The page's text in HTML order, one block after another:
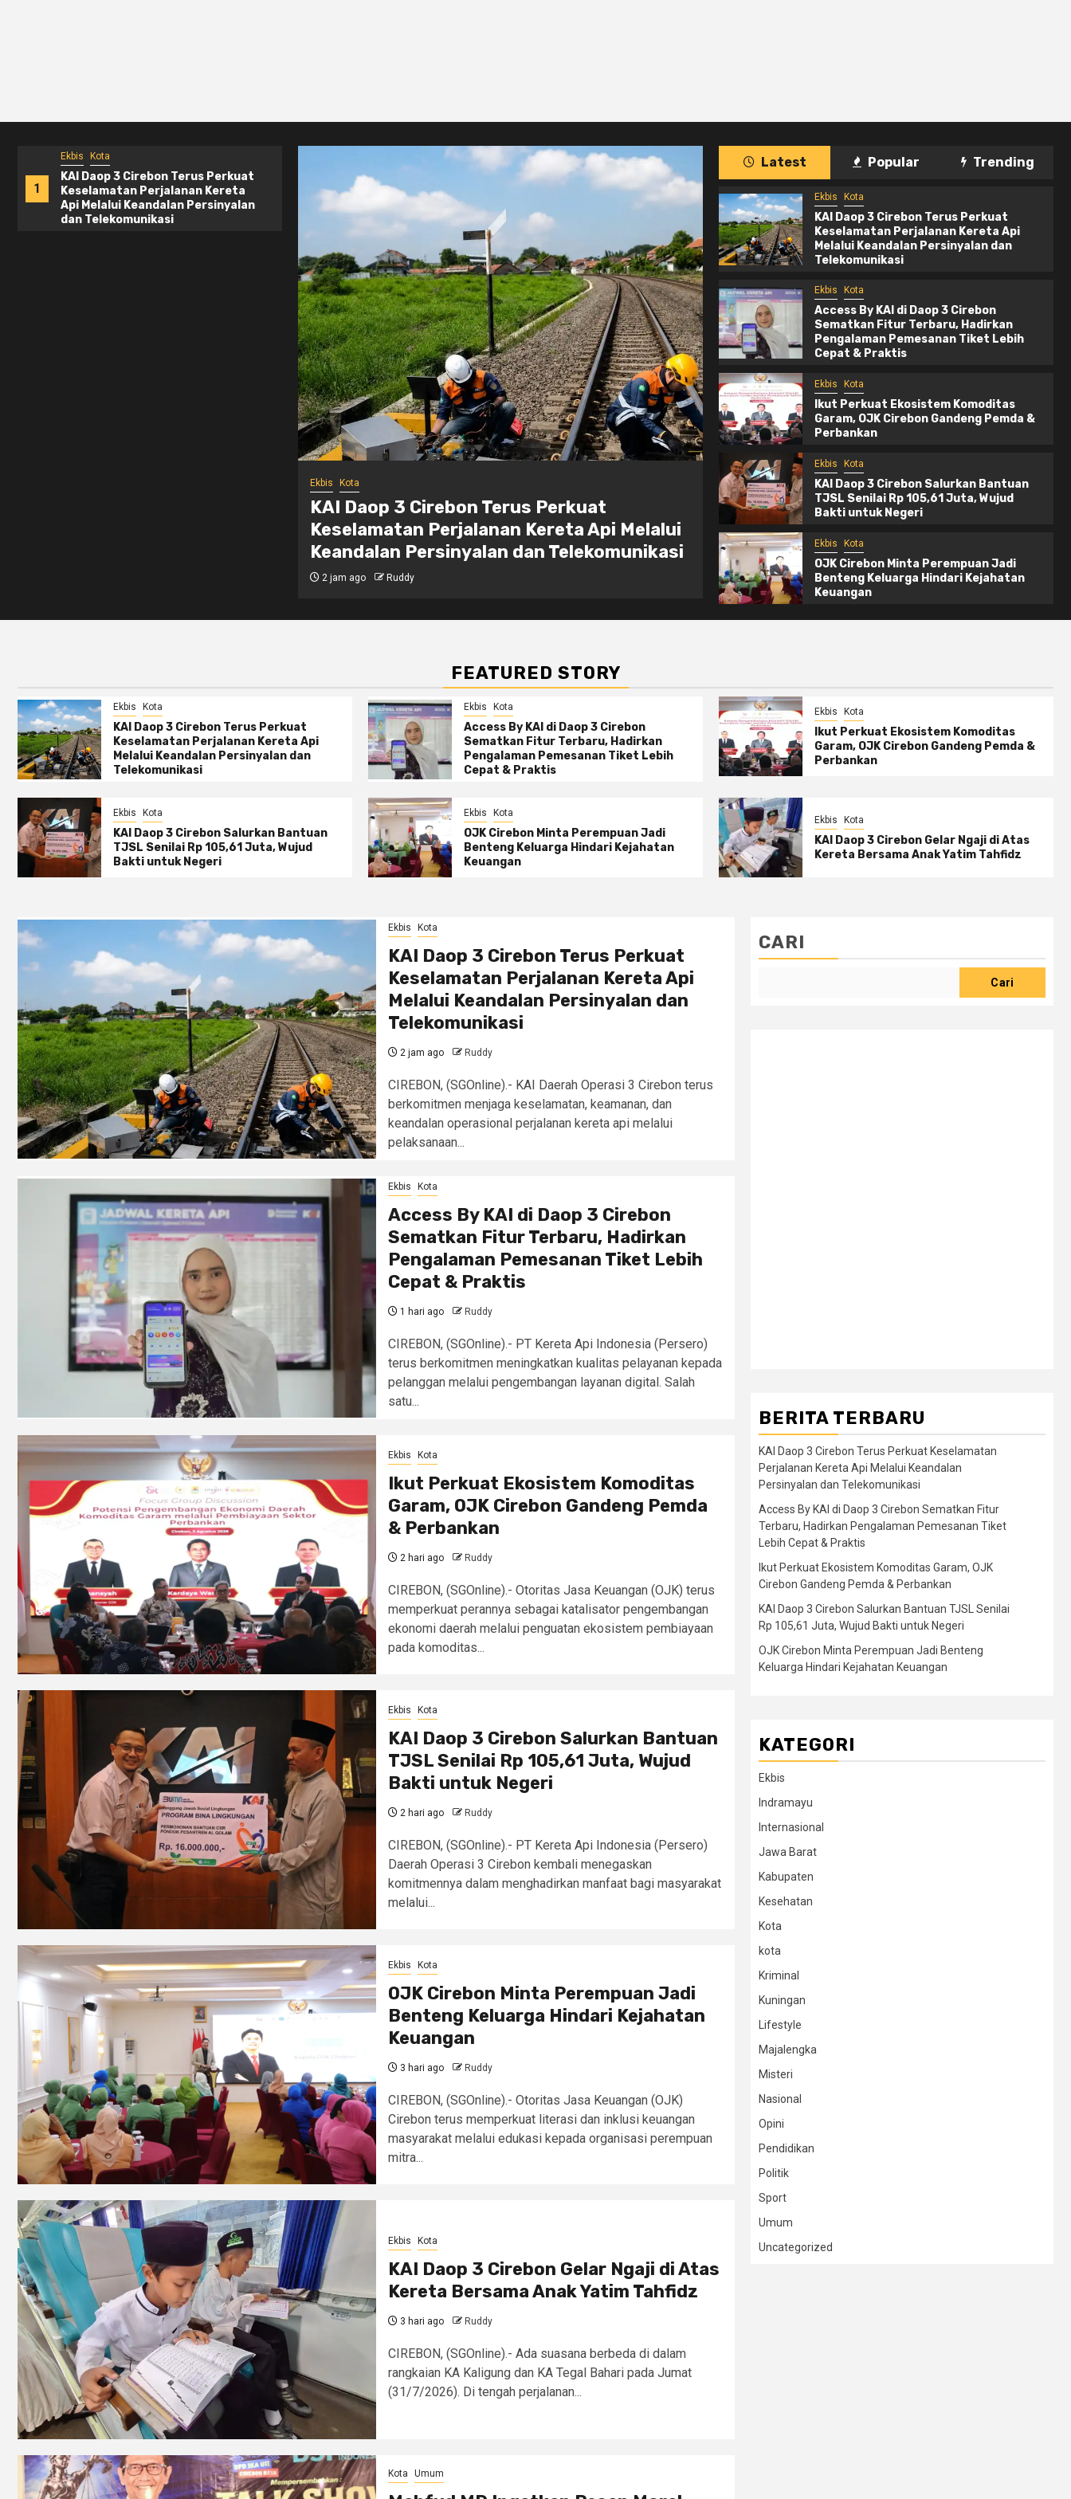
1
Ekbis Kota
KAI Daop 3 Cirebon Terus Perkuat
Keselamatan Perjalanan Kereta
Api Melalui Keandalan Persinyalan
dan Telekomunikasi
Access By KAI di Daop 3 Cirebon
Sematkan Fitur Terbaru, Hadirkan
Pengalaman Pemesanan Tiket
Lebih Cepat & Praktis
3
Ekbis Kota
Ikut Perkuat Ekosistem Komoditas
Garam, OJK Cirebon Gandeng
Pemda & Perbankan
Ekbis Kota
Bantuan TJSL Senilai Rp 105,61
Juta, Wujud Bakti untuk Negeri
Ekbis Kota
Access By KAI di Daop 3 Cirebon Sematkan
Fitur Terbaru, Hadirkan Pengalaman
Pemesanan Tiket Lebih Cepat & Praktis
1 hari ago Ruddy
Ekbis Kota
Ikut Perkuat Ekosistem Komoditas
OJK Cirebon Gandeng Pemda &
2 hari ago Ruddy
Latest Popular Trending
Ekbis Kota
KAI Daop 3 Cirebon Terus Perkuat
Keselamatan Perjalanan Kereta Api
Melalui Keandalan Persinyalan dan
Telekomunikasi
Ekbis Kota
Access By KAI di Daop 3 Cirebon
Sematkan Fitur Terbaru, Hadirkan
Pengalaman Pemesanan Tiket Lebih
Cepat & Praktis
Ekbis Kota
Ikut Perkuat Ekosistem Komoditas
Garam, OJK Cirebon Gandeng Pemda &
Perbankan
Ekbis Kota
KAI Daop 3 Cirebon Salurkan Bantuan
TJSL Senilai Rp 105,61 Juta, Wujud
Bakti untuk Negeri
Ekbis Kota
OJK Cirebon Minta Perempuan Jadi
Benteng Keluarga Hindari Kejahatan
Keuangan
FEATURED STORY
Ekbis Kota
KAI Daop 3 Cirebon Terus Perkuat
Keselamatan Perjalanan Kereta Api
Melalui Keandalan Persinyalan dan
Telekomunikasi
Ekbis Kota
Access By KAI di Daop 3 Cirebon
Sematkan Fitur Terbaru, Hadirkan
Pengalaman Pemesanan Tiket Lebih
Cepat & Praktis
Ekbis Kota
Ikut Perkuat Ekosistem Komoditas
Garam, OJK Cirebon Gandeng Pemda &
Perbankan
Ekbis Kota
KAI Daop 3 Cirebon Salurkan Bantuan
TJSL Senilai Rp 105,61 Juta, Wujud
Bakti untuk Negeri
Ekbis Kota
OJK Cirebon Minta Perempuan Jadi
Benteng Keluarga Hindari Kejahatan
Keuangan
Ekbis Kota
KAI Daop 3 Cirebon Gelar Ngaji di Atas
Kereta Bersama Anak Yatim Tahfidz
Ekbis Kota
KAI Daop 3 Cirebon Terus Perkuat
Keselamatan Perjalanan Kereta Api
Melalui Keandalan Persinyalan dan
Telekomunikasi
2 jam ago Ruddy
CIREBON, (SGOnline).- KAI Daerah Operasi 3 Cirebon terus
berkomitmen menjaga keselamatan, keamanan, dan
keandalan operasional perjalanan kereta api melalui
pelaksanaan...
Ekbis Kota
Access By KAI di Daop 3 Cirebon
Sematkan Fitur Terbaru, Hadirkan
Pengalaman Pemesanan Tiket Lebih
Cepat & Praktis
1 hari ago Ruddy
CIREBON, (SGOnline).- PT Kereta Api Indonesia (Persero)
terus berkomitmen meningkatkan kualitas pelayanan kepada
pelanggan melalui pengembangan layanan digital. Salah
satu...
Ekbis Kota
Ikut Perkuat Ekosistem Komoditas
Garam, OJK Cirebon Gandeng Pemda
& Perbankan
2 hari ago Ruddy
CIREBON, (SGOnline).- Otoritas Jasa Keuangan (OJK) terus
memperkuat perannya sebagai katalisator pengembangan
ekonomi daerah melalui penguatan ekosistem pembiayaan
pada komoditas...
Ekbis Kota
KAI Daop 3 Cirebon Salurkan Bantuan
TJSL Senilai Rp 105,61 Juta, Wujud
Bakti untuk Negeri
2 hari ago Ruddy
CIREBON, (SGOnline).- PT Kereta Api Indonesia (Persero)
Daerah Operasi 3 Cirebon kembali menegaskan
komitmennya dalam menghadirkan manfaat bagi masyarakat
melalui...
Ekbis Kota
OJK Cirebon Minta Perempuan Jadi
Benteng Keluarga Hindari Kejahatan
Keuangan
3 hari ago Ruddy
CIREBON, (SGOnline).- Otoritas Jasa Keuangan (OJK)
Cirebon terus memperkuat literasi dan inklusi keuangan
masyarakat melalui edukasi kepada organisasi perempuan
mitra...
Ekbis Kota
KAI Daop 3 Cirebon Gelar Ngaji di Atas
Kereta Bersama Anak Yatim Tahfidz
3 hari ago Ruddy
CIREBON, (SGOnline).- Ada suasana berbeda di dalam
rangkaian KA Kaligung dan KA Tegal Bahari pada Jumat
(31/7/2026). Di tengah perjalanan...
Kota Umum
CARI
Cari
BERITA TERBARU
KAI Daop 3 Cirebon Terus Perkuat Keselamatan
Perjalanan Kereta Api Melalui Keandalan
Persinyalan dan Telekomunikasi
Access By KAI di Daop 3 Cirebon Sematkan Fitur
Terbaru, Hadirkan Pengalaman Pemesanan Tiket
Lebih Cepat & Praktis
Ikut Perkuat Ekosistem Komoditas Garam, OJK
Cirebon Gandeng Pemda & Perbankan
KAI Daop 3 Cirebon Salurkan Bantuan TJSL Senilai
Rp 105,61 Juta, Wujud Bakti untuk Negeri
OJK Cirebon Minta Perempuan Jadi Benteng
Keluarga Hindari Kejahatan Keuangan
KATEGORI
Ekbis
Indramayu
Internasional
Jawa Barat
Kabupaten
Kesehatan
Kota
kota
Kriminal
Kuningan
Lifestyle
Majalengka
Misteri
Nasional
Opini
Pendidikan
Politik
Sport
Umum
Uncategorized